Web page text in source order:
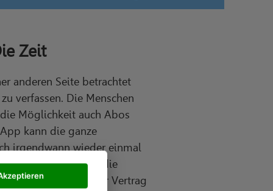
Zeit
anderen Seite betrachtet
verfassen. Die Menschen
Möglichkeit auch Abos
kann die ganze
irgendwann wieder einmal
Wer sich für die
Dauer wurde der Vertrag